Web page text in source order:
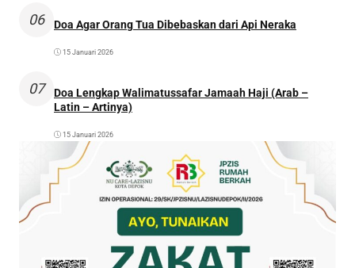
06 Doa Agar Orang Tua Dibebaskan dari Api Neraka
15 Januari 2026
07
Doa Lengkap Walimatussafar Jamaah Haji (Arab –
Latin – Artinya)
15 Januari 2026